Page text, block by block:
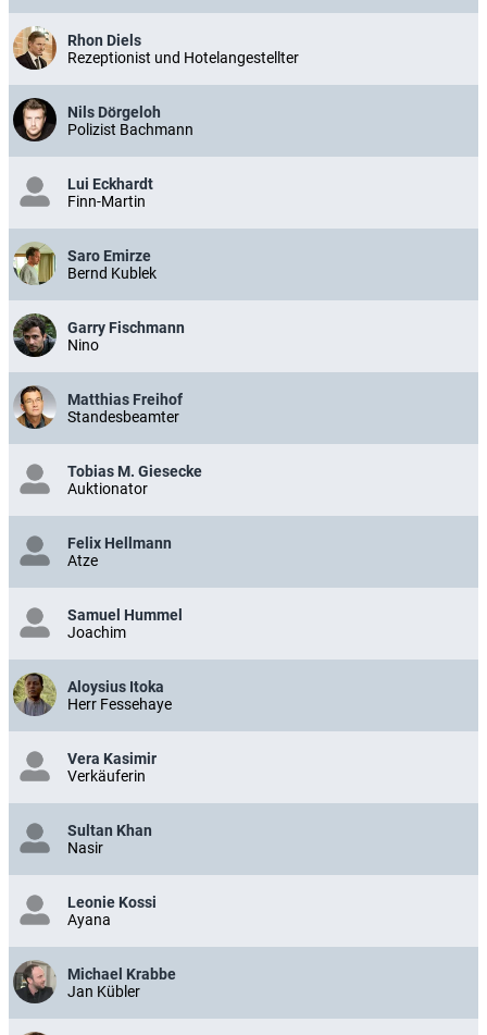
Rhon Diels
Rezeptionist und Hotelangestellter
Nils Dörgeloh
Polizist Bachmann
Lui Eckhardt
Finn-Martin
Saro Emirze
Bernd Kublek
Garry Fischmann
Nino
Matthias Freihof
Standesbeamter
Tobias M. Giesecke
Auktionator
Felix Hellmann
Atze
Samuel Hummel
Joachim
Aloysius Itoka
Herr Fessehaye
Vera Kasimir
Verkäuferin
Sultan Khan
Nasir
Leonie Kossi
Ayana
Michael Krabbe
Jan Kübler